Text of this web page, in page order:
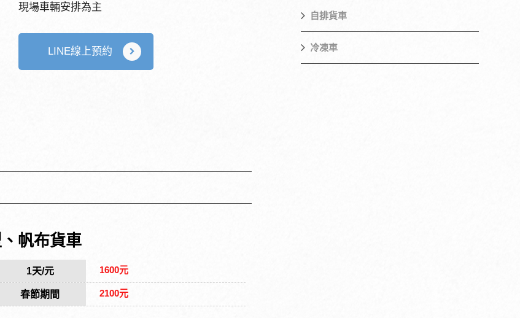
現場車輛安排為主
LINE線上預約
、帆布貨車
1天/元 1600元
春節期間 2100元
自排貨車
冷凍車